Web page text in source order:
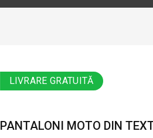
LIVRARE GRATUITĂ
PANTALONI MOTO DIN